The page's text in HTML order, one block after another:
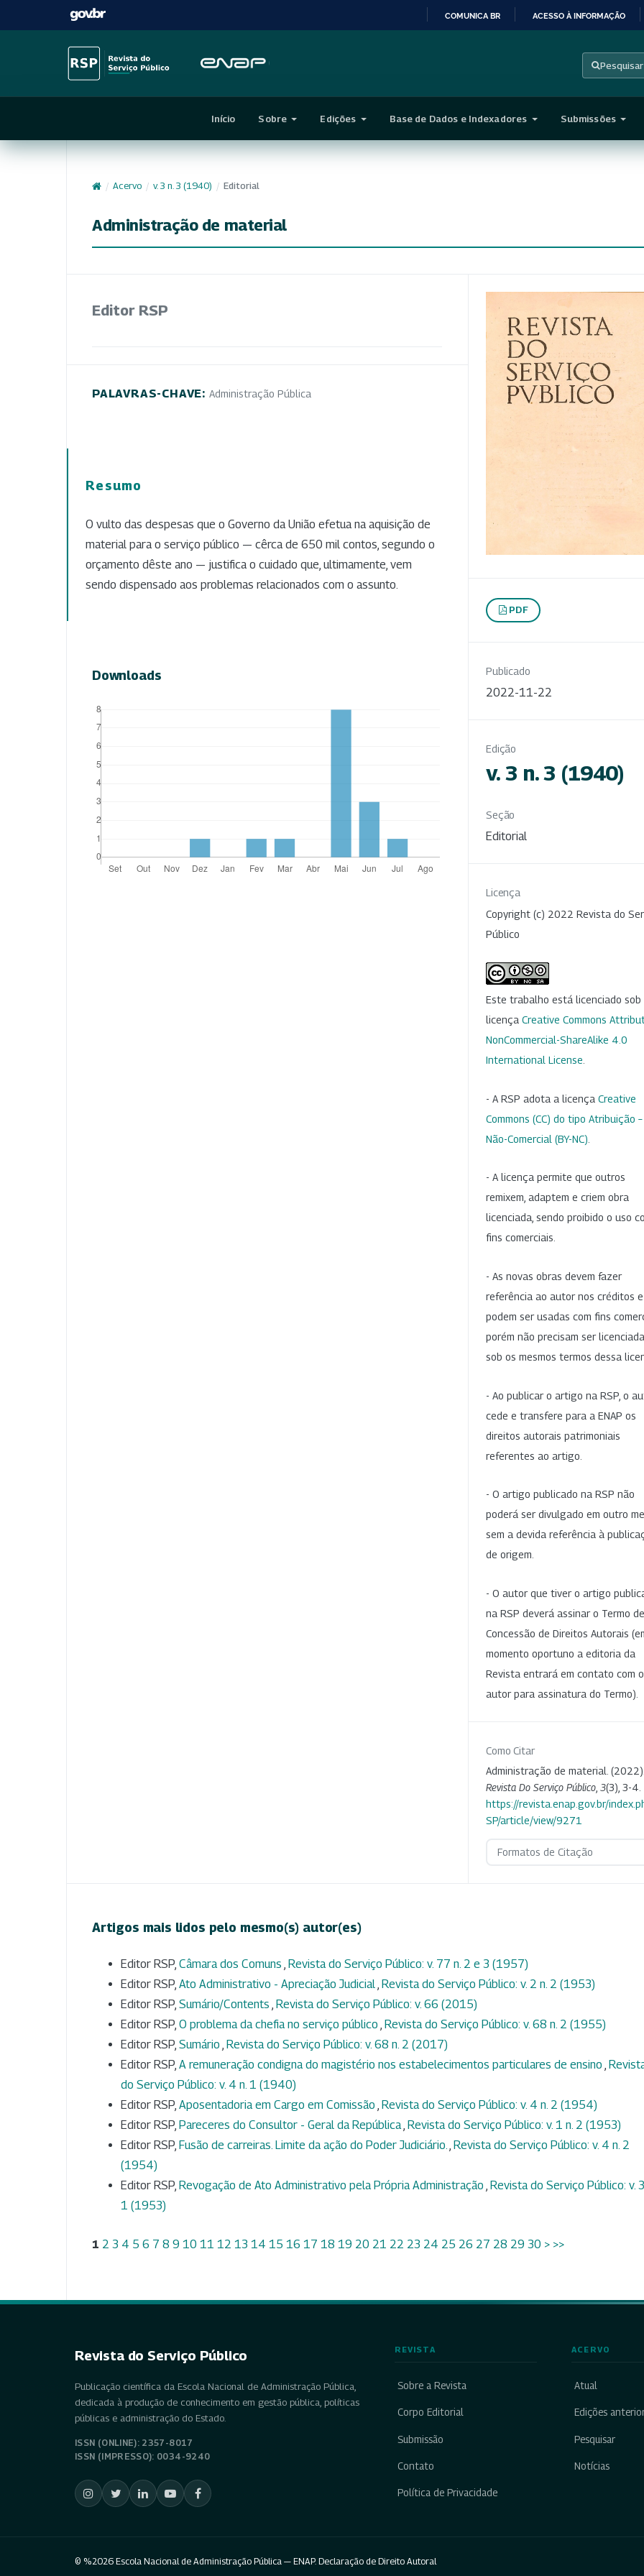
CONTEÚDO
COMUNICA BR ACESSO À INFORMAÇÃO
Pesquisar
Início Sobre Edições Base de Dados e Indexadores Submissões
/ Acervo / v. 3 n. 3 (1940) / Editorial
Administração de material
Editor RSP
PALAVRAS-CHAVE: Administração Pública
Resumo
O vulto das despesas que o Governo da União efetua na aquisição de
material para o serviço público — cêrca de 650 mil contos, segundo o
orçamento dêste ano — justifica o cuidado que, ultimamente, vem
sendo dispensado aos problemas relacionados com o assunto.
Downloads
PDF
Publicado
2022-11-22
Edição
v. 3 n. 3 (1940)
Seção
Editorial
Licença
Copyright (c) 2022 Revista do
Público
Este trabalho está licenciado sob
licença Creative Commons
NonCommercial-ShareAlike 4.0
International License
- A RSP adota a licença Creative
Commons (CC) do tipo Atribuição –
Não-Comercial (BY-NC)
- A licença permite que outros
remixem, adaptem e criem obra
licenciada, sendo proibido o uso
fins comerciais.
- As novas obras devem fazer
referência ao autor nos créditos
podem ser usadas com fins
porém não precisam ser
sob os mesmos termos dessa
- Ao publicar o artigo na RSP, o
cede e transfere para a ENAP os
direitos autorais patrimoniais
referentes ao artigo.
- O artigo publicado na RSP não
poderá ser divulgado em outro
sem a devida referência à
de origem.
- O autor que tiver o artigo
na RSP deverá assinar o Termo de
Concessão de Direitos Autorais
momento oportuno a editoria da
Revista entrará em contato com o
autor para assinatura do Termo).
Como Citar
Administração de material. (2022).
Revista Do Serviço Público 3(3), 3-4.
https://revista.enap.gov.br/
SP/article/view/9271
Formatos de Citação
Artigos mais lidos pelo mesmo(s) autor(es)
Editor RSP, Câmara dos Comuns , Revista do Serviço Público: v. 77 n. 2 e 3 (1957)
Editor RSP, Ato Administrativo - Apreciação Judicial, Revista do Serviço Público: v. 2 n. 2 (1953)
Editor RSP, Sumário/Contents , Revista do Serviço Público: v. 66 (2015)
Editor RSP, O problema da chefia no serviço público , Revista do Serviço Público: v. 68 n. 2 (1955)
Editor RSP, Sumário , Revista do Serviço Público: v. 68 n. 2 (2017)
Editor RSP, A remuneração condigna do magistério nos estabelecimentos particulares de ensino ,
do Serviço Público: v. 4 n. 1 (1940)
Editor RSP, Aposentadoria em Cargo em Comissão , Revista do Serviço Público: v. 4 n. 2 (1954)
Editor RSP, Pareceres do Consultor - Geral da República, Revista do Serviço Público: v. 1 n. 2 (1953)
Editor RSP, Fusão de carreiras. Limite da ação do Poder Judiciário., Revista do Serviço Público: v. 4 n. 2
(1954)
Editor RSP, Revogação de Ato Administrativo pela Própria Administração , Revista do Serviço Público: v.
1 (1953)
1 2 3 4 5 6 7 8 9 10 11 12 13 14 15 16 17 18 19 20 21 22 23 24 25 26 27 28 29 30 > >>
Revista do Serviço Público
Publicação científica da Escola Nacional de Administração Pública,
dedicada à produção de conhecimento em gestão pública, políticas
públicas e administração do Estado.
ISSN (ONLINE): 2357-8017
ISSN (IMPRESSO): 0034-9240
REVISTA
Sobre a Revista
Corpo Editorial
Submissão
Contato
Política de Privacidade
ACERVO
Atual
Edições
Pesquisar
Notícias
© %2026 Escola Nacional de Administração Pública — ENAP. Declaração de Direito Autoral